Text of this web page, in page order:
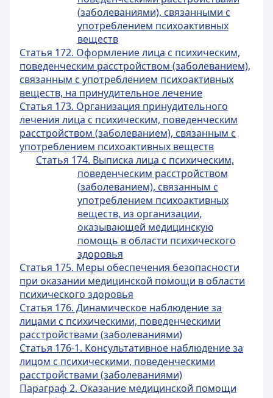
(заболеваниями), связанными с
употреблением психоактивных
веществ
Статья 172. Оформление лица с психическим,
поведенческим расстройством (заболеванием),
связанным с употреблением психоактивных
веществ, на принудительное лечение
Статья 173. Организация принудительного
лечения лица с психическим, поведенческим
расстройством (заболеванием), связанным с
употреблением психоактивных веществ
Статья 174. Выписка лица с психическим,
поведенческим расстройством
(заболеванием), связанным с
употреблением психоактивных
веществ, из организации,
оказывающей медицинскую
помощь в области психического
здоровья
Статья 175. Меры обеспечения безопасности
при оказании медицинской помощи в области
психического здоровья
Статья 176. Динамическое наблюдение за
лицами с психическими, поведенческими
расстройствами (заболеваниями)
Статья 176-1. Консультативное наблюдение за
лицом с психическими, поведенческими
расстройствами (заболеваниями)
Параграф 2. Оказание медицинской помощи